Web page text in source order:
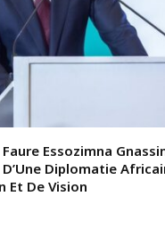
Essozimna
D’Une Diplomatie
Et De Vision